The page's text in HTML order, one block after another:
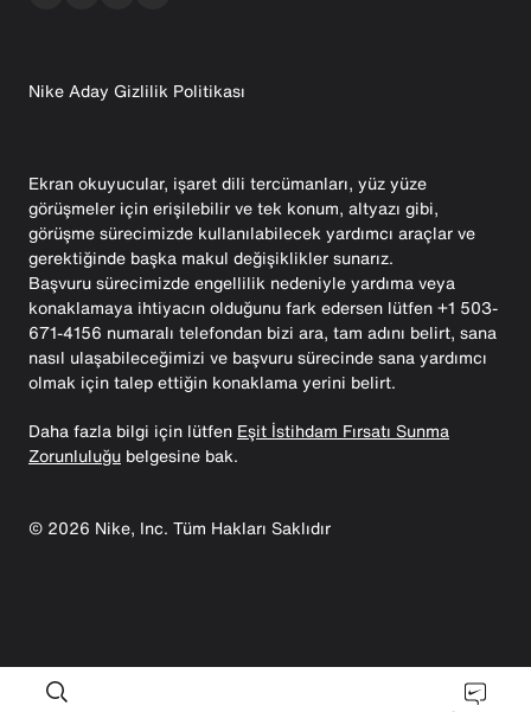
Nike Aday Gizlilik Politikası
Ekran okuyucular, işaret dili tercümanları, yüz yüze
görüşmeler için erişilebilir ve tek konum, altyazı gibi,
görüşme sürecimizde kullanılabilecek yardımcı araçlar ve
gerektiğinde başka makul değişiklikler sunarız.
Başvuru sürecimizde engellilik nedeniyle yardıma veya
konaklamaya ihtiyacın olduğunu fark edersen lütfen +1 503-
671-4156 numaralı telefondan bizi ara, tam adını belirt, sana
nasıl ulaşabileceğimizi ve başvuru sürecinde sana yardımcı
olmak için talep ettiğin konaklama yerini belirt.
Daha fazla bilgi için lütfen Eşit İstihdam Fırsatı Sunma
Zorunluluğu belgesine bak.
© 2026 Nike, Inc. Tüm Hakları Saklıdır